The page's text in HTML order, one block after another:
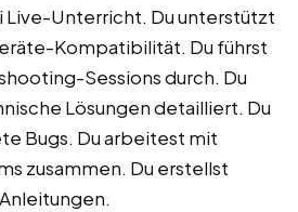
Unterricht. Du unterstützt
Kompatibilität. Du führst
Sessions durch. Du
Lösungen detailliert. Du
Bugs. Du arbeitest mit
zusammen. Du erstellst